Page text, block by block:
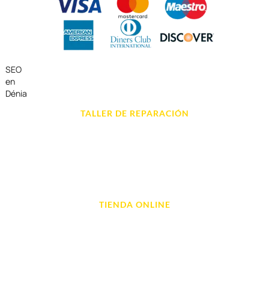
SEO
en
Dénia
TALLER DE REPARACIÓN
TIENDA ONLINE